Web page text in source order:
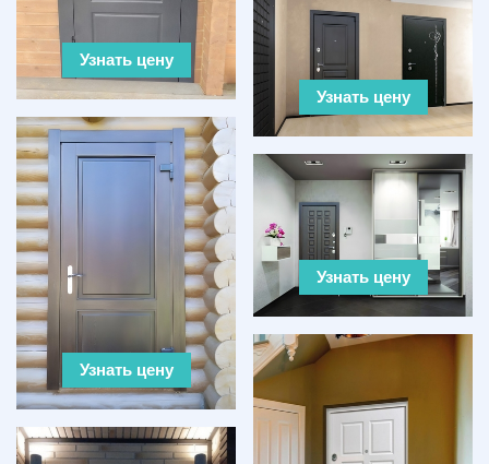
Узнать цену
Узнать цену
Узнать цену
Узнать цену